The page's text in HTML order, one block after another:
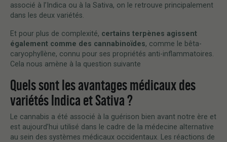
associé à l’Indica ou à la Sativa, on le retrouve principalement
dans les deux variétés.
Et pour plus de complexité, certains terpènes agissent
également comme des cannabinoïdes, comme le bêta-
caryophyllène, connu pour ses propriétés anti-inflammatoires.
Cela nous amène à la question suivante
Quels sont les avantages médicaux des
variétés Indica et Sativa ?
Le cannabis a été associé à la guérison bien avant notre ère et
est aujourd’hui utilisé dans le cadre de la médecine alternative
au sein des systèmes médicaux occidentaux. Les réactions de